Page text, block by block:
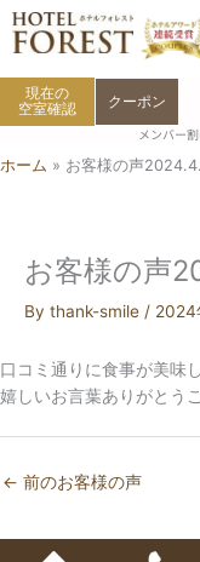
内
容
プ
現在の
空室確認
クーポン
メンバー
ホーム
お客様の声
お客様の声
By thank-smile / 2024
口コミ通りに食事が美味
嬉しいお言葉ありがとう
← 前のお客様の声